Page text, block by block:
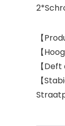
【
【
【
【